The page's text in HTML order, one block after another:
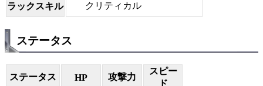
ラックスキル
クリティカル
ステータス
ステータス HP 攻撃力
スピー
ド